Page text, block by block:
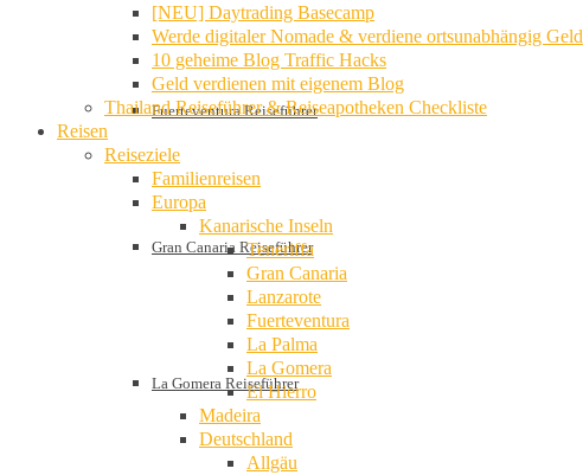
Fuerteventura Reiseführer
Gran Canaria Reiseführer
La Gomera Reiseführer
[NEU] Daytrading Basecamp
Werde digitaler Nomade & verdiene ortsunabhängig Geld
10 geheime Blog Traffic Hacks
Geld verdienen mit eigenem Blog
Thailand Reiseführer & Reiseapotheken Checkliste
Reisen
Reiseziele
Familienreisen
Europa
Kanarische Inseln
Teneriffa
Gran Canaria
Lanzarote
Fuerteventura
La Palma
La Gomera
El Hierro
Madeira
Deutschland
Allgäu